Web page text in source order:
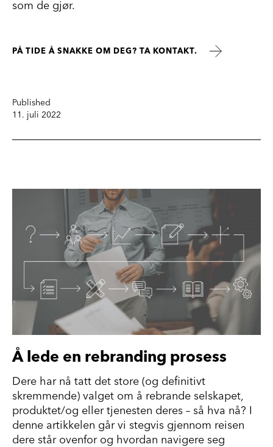
som de gjør.
PÅ TIDE Å SNAKKE OM DEG? TA KONTAKT.
Published
11. juli 2022
Å lede en rebranding prosess
Dere har nå tatt det store (og definitivt
skremmende) valget om å rebrande selskapet,
produktet/og eller tjenesten deres – så hva nå? I
denne artikkelen går vi stegvis gjennom reisen
dere står ovenfor og hvordan navigere seg